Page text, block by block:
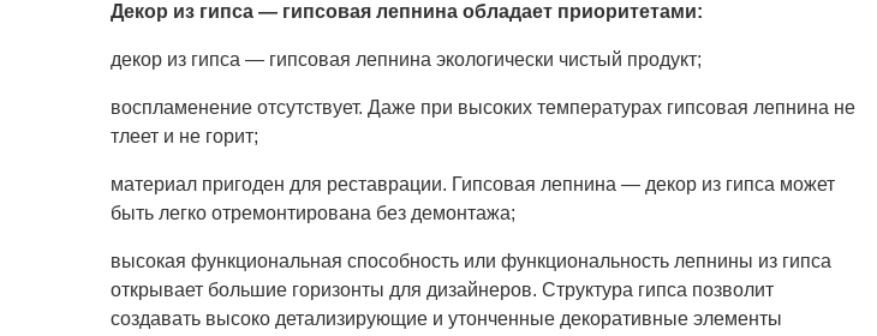
Декор из гипса — гипсовая лепнина обладает приоритетами:
декор из гипса — гипсовая лепнина экологически чистый продукт;
воспламенение отсутствует. Даже при высоких температурах гипсовая лепнина не
тлеет и не горит;
материал пригоден для реставрации. Гипсовая лепнина — декор из гипса может
быть легко отремонтирована без демонтажа;
высокая функциональная способность или функциональность лепнины из гипса
открывает большие горизонты для дизайнеров. Структура гипса позволит
создавать высоко детализирующие и утонченные декоративные элементы